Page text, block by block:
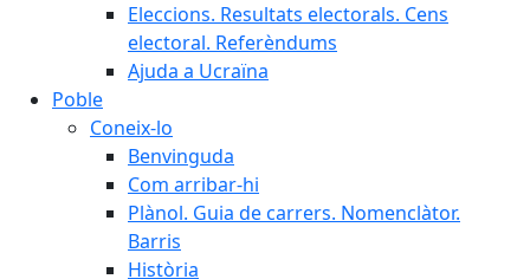
Eleccions. Resultats electorals. Cens
electoral. Referèndums
Ajuda a Ucraïna
Poble
Coneix-lo
Benvinguda
Com arribar-hi
Plànol. Guia de carrers. Nomenclàtor.
Barris
Història